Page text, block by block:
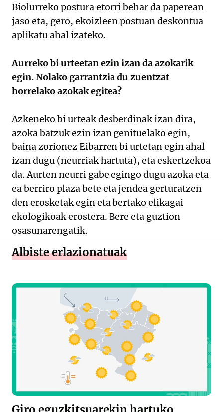
Biolurreko postura etorri behar da paperean
jaso eta, gero, ekoizleen postuan deskontua
aplikatu ahal izateko.
Aurreko bi urteetan ezin izan da azokarik
egin. Nolako garrantzia du zuentzat
horrelako azokak egitea?
Azkeneko bi urteak desberdinak izan dira,
azoka batzuk ezin izan genituelako egin,
baina zorionez Eibarren bi urtetan egin ahal
izan dugu (neurriak hartuta), eta eskertzekoa
da. Aurten neurri gabe egingo dugu azoka eta
ea berriro plaza bete eta jendea gerturatzen
den erosketak egin eta bertako elikagai
ekologikoak erostera. Bere eta guztion
osasunarengatik.
Albiste erlazionatuak